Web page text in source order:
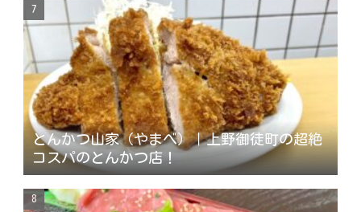
とんかつ山家（やまべ）｜上野御徒町の超絶
コスパのとんかつ店！